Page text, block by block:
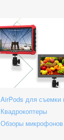
AirPods для съемки
Квадрокоптеры
Обзоры микрофонов